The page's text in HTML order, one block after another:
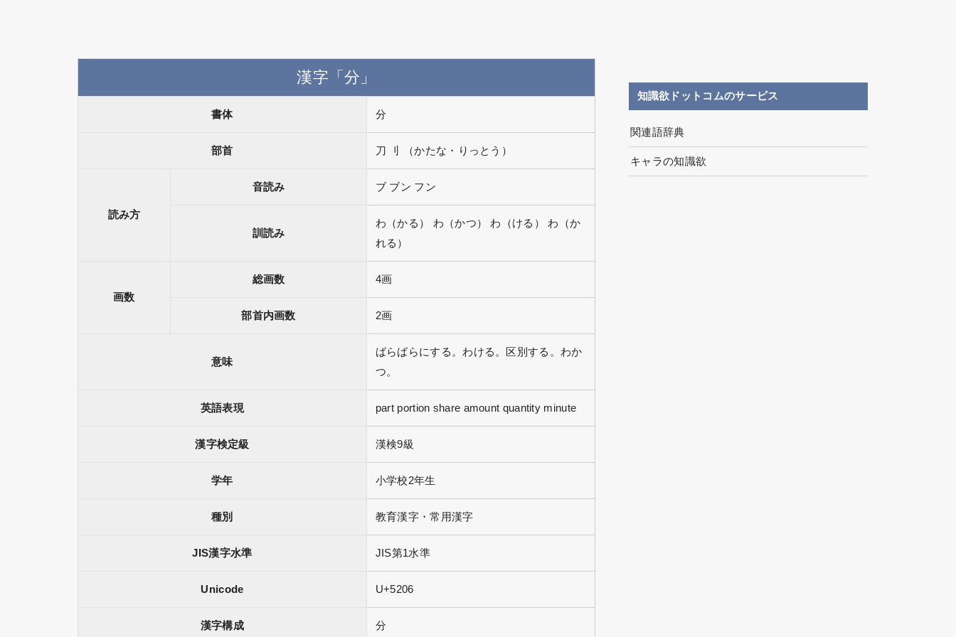
漢字「分」
書体 分
部首 刀 刂 （かたな・りっとう）
読み方
音読み ブ ブン フン
訓読み
わ（かる） わ（かつ） わ（ける） わ（か
れる）
画数
総画数 4画
部首内画数 2画
意味
ばらばらにする。わける。区別する。わか
つ。
英語表現 part portion share amount quantity minute
漢字検定級 漢検9級
学年 小学校2年生
種別 教育漢字・常用漢字
JIS漢字水準 JIS第1水準
Unicode U+5206
漢字構成 分
知識欲ドットコムのサービス
関連語辞典
キャラの知識欲